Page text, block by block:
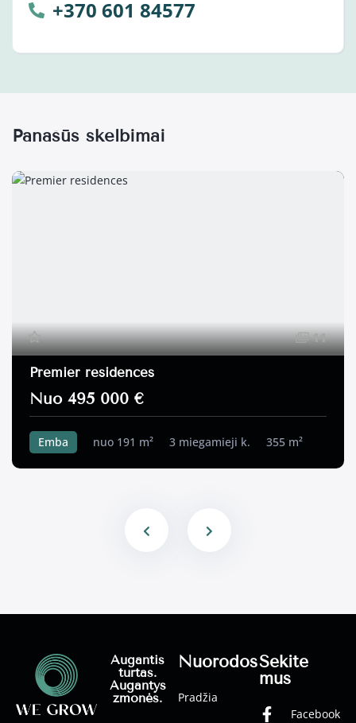
+370 601 84577
Panašūs skelbimai
11
Premier residences
Nuo 495 000 €
Emba nuo 191 m² 3 miegamieji k. 355 m²
Nuorodos
Pradžia
Sekite
mus
Facebook
Augantis
turtas.
Augantys
žmonės.